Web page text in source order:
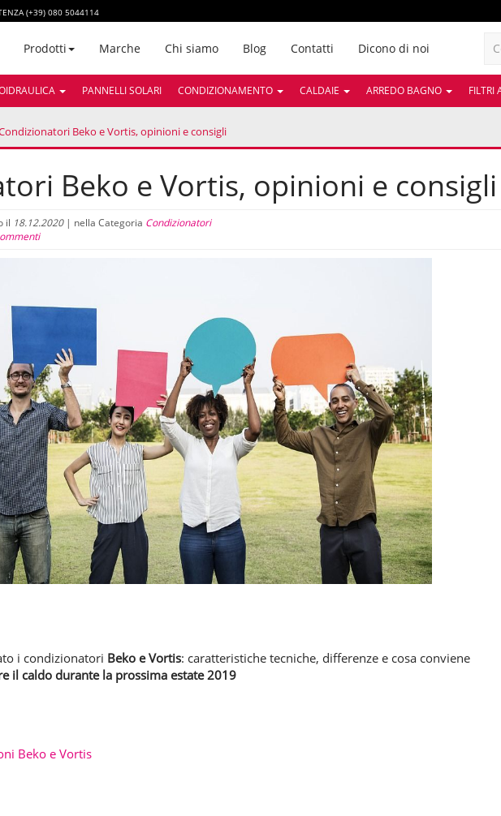
(+39) 080 5044114
Prodotti Marche Chi siamo Blog Contatti Dicono di noi
PANNELLI SOLARI CONDIZIONAMENTO CALDAIE ARREDO BAGNO FILTRI
Beko e Vortis, opinioni e consigli
Beko e Vortis, opinioni e consigli
il 18.12.2020| nella Categoria Condizionatori
i condizionatori Beko e Vortis: caratteristiche tecniche, differenze e cosa conviene
il caldo durante la prossima estate 2019
Beko e Vortis